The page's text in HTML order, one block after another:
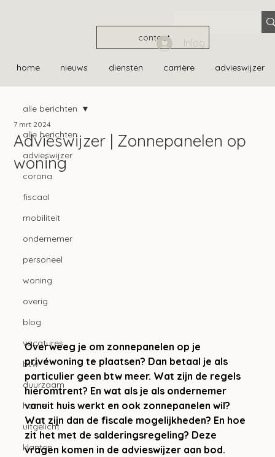
contact
home nieuws diensten carrière advieswijzer
Inloggen
alle berichten
advieswijzer
corona
fiscaal
mobiliteit
ondernemer
personeel
woning
overig
blog
vacatures
btw
duurzaam
home
uitgelicht
klanten
alle berichten
Advieswijzer | Zonnepanelen op
woning
7 mrt 2024
Overweeg je om zonnepanelen op je
privéwoning te plaatsen? Dan betaal je als
particulier geen btw meer. Wat zijn de regels
hieromtrent? En wat als je als ondernemer
vanuit huis werkt en ook zonnepanelen wil?
Wat zijn dan de fiscale mogelijkheden? En hoe
zit het met de salderingsregeling? Deze
vragen komen in de advieswijzer aan bod.